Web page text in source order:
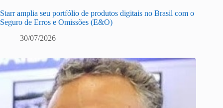
Starr amplia seu portfólio de produtos digitais no Brasil com o
Seguro de Erros e Omissões (E&O)
30/07/2026